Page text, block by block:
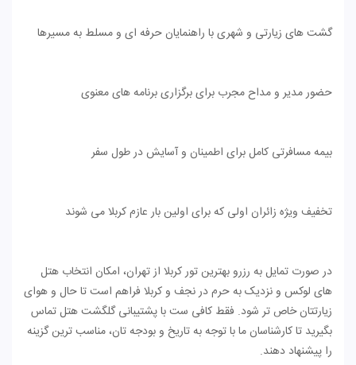
گشت های زیارتی و شهری با راهنمایان حرفه ای و مسلط به مسیرها
حضور مدیر و مداح مجرب برای برگزاری برنامه های معنوی
بیمه مسافرتی کامل برای اطمینان و آسایش در طول سفر
تخفیف ویژه زائران اولی که برای اولین بار عازم کربلا می شوند
در صورت تمایل به رزرو بهترین تور کربلا از تهران، امکان انتخاب هتل
های لوکس و نزدیک به حرم در نجف و کربلا فراهم است تا حال و هوای
زیارتتان خاص تر شود. فقط کافی ست با پشتیبانی گلگشت هتل تماس
بگیرید تا کارشناسان ما با توجه به تاریخ و بودجه تان، مناسب ترین گزینه
را پیشنهاد دهند.